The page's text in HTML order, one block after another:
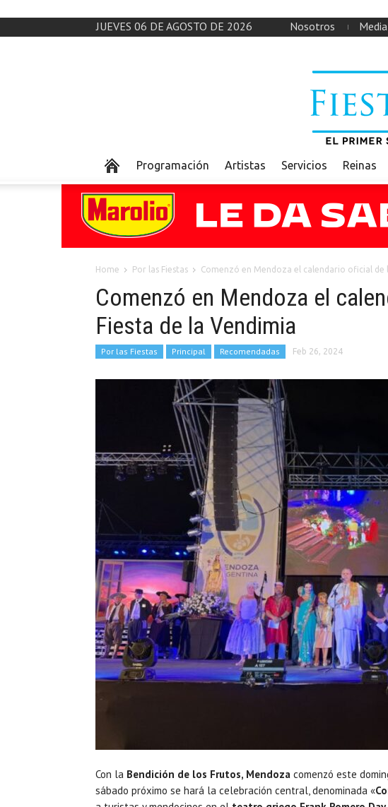
JUEVES 06 DE AGOSTO DE 2026 Nosotros
Programación Artistas Servicios Reinas
Home Por las Fiestas Comenzó en Mendoza el calendario oficial de
Comenzó en Mendoza el
Fiesta de la Vendimia
Por las Fiestas Principal Recomendadas Feb 26, 2024
Con la Bendición de los Frutos, Mendoza comenzó este
sábado próximo se hará la celebración central, denominada «